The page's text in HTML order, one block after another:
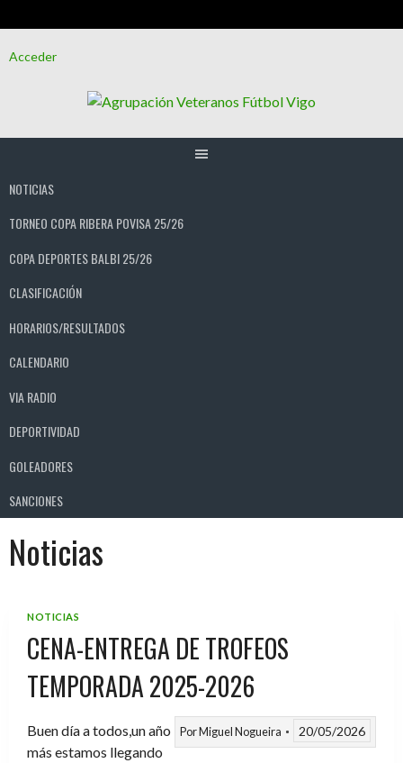
alAcceder
NOTICIAS
TORNEO COPA RIBERA POVISA 25/26
COPA DEPORTES BALBI 25/26
CLASIFICACIÓN
HORARIOS/RESULTADOS
CALENDARIO
VIA RADIO
DEPORTIVIDAD
GOLEADORES
SANCIONES
Noticias
NOTICIAS
CENA-ENTREGA DE TROFEOS
TEMPORADA 2025-2026
PorMiguel Nogueira 20/05/2026
Buen día a todos,un año
más estamos llegando